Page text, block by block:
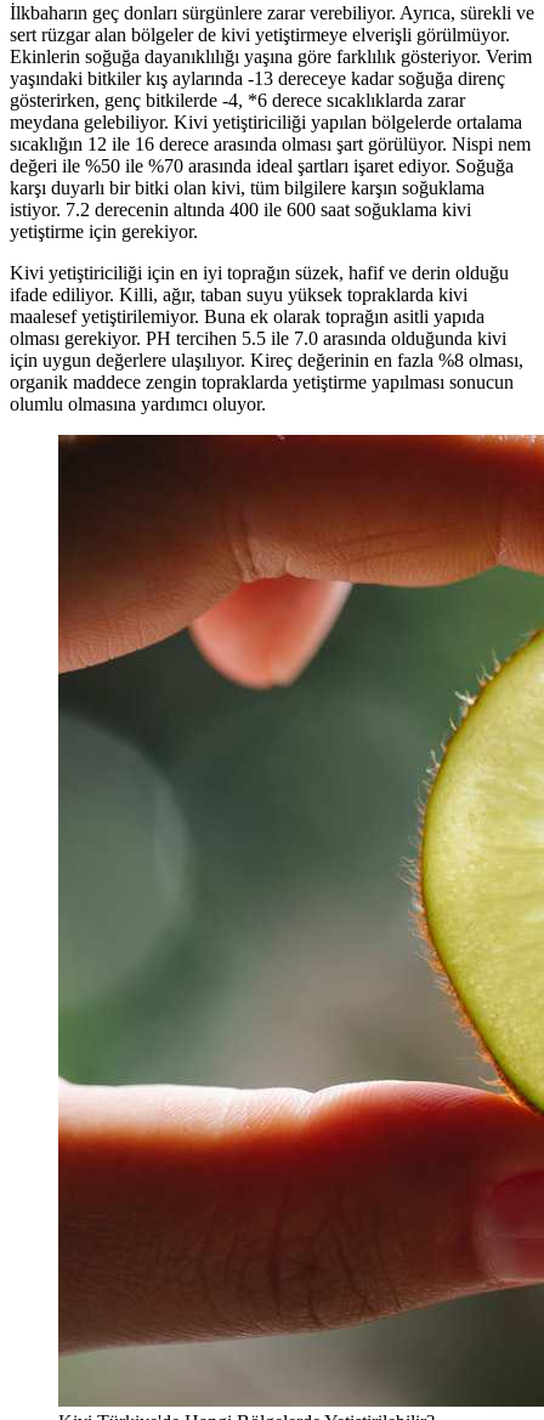
İlkbaharın geç donları sürgünlere zarar verebiliyor. Ayrıca, sürekli ve
sert rüzgar alan bölgeler de kivi yetiştirmeye elverişli görülmüyor.
Ekinlerin soğuğa dayanıklılığı yaşına göre farklılık gösteriyor. Verim
yaşındaki bitkiler kış aylarında -13 dereceye kadar soğuğa direnç
gösterirken, genç bitkilerde -4, *6 derece sıcaklıklarda zarar
meydana gelebiliyor. Kivi yetiştiriciliği yapılan bölgelerde ortalama
sıcaklığın 12 ile 16 derece arasında olması şart görülüyor. Nispi nem
değeri ile %50 ile %70 arasında ideal şartları işaret ediyor. Soğuğa
karşı duyarlı bir bitki olan kivi, tüm bilgilere karşın soğuklama
istiyor. 7.2 derecenin altında 400 ile 600 saat soğuklama kivi
yetiştirme için gerekiyor.
Kivi yetiştiriciliği için en iyi toprağın süzek, hafif ve derin olduğu
ifade ediliyor. Killi, ağır, taban suyu yüksek topraklarda kivi
maalesef yetiştirilemiyor. Buna ek olarak toprağın asitli yapıda
olması gerekiyor. PH tercihen 5.5 ile 7.0 arasında olduğunda kivi
için uygun değerlere ulaşılıyor. Kireç değerinin en fazla %8 olması,
organik maddece zengin topraklarda yetiştirme yapılması sonucun
olumlu olmasına yardımcı oluyor.